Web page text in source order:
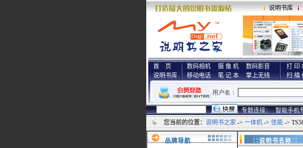
说明书库
首 页
说明书库
数码相机 摄 像 机
数码影音
移动电话
笔 记 本 掌上无线
打 印
扫 描
专题连接： 智能手机
您当前的位置： 说明书之家 -> 一体机 -> 佳能 ->
品牌导航
∷说明书